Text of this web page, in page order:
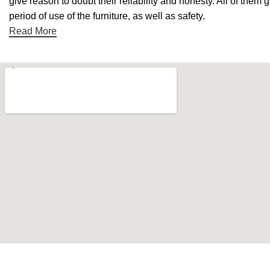
period of use of the furniture, as well as safety.
Read More